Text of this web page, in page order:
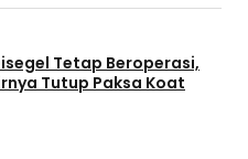
Tetap Beroperasi,
Tutup Paksa Koat